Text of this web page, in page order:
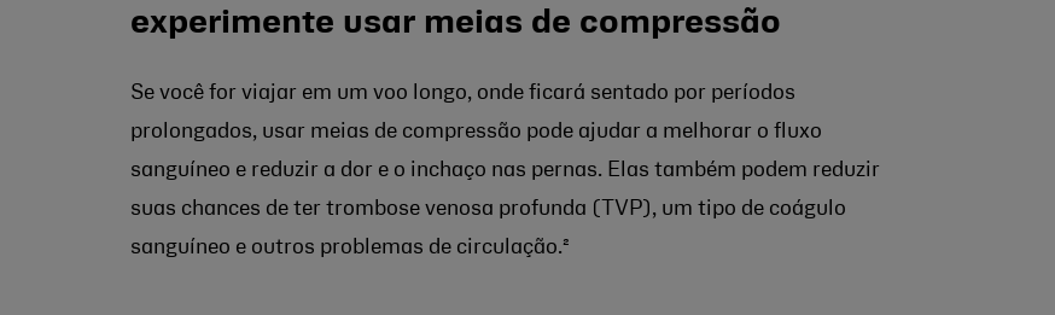
experimente usar meias de compressão
Se você for viajar em um voo longo, onde ficará sentado por períodos
prolongados, usar meias de compressão pode ajudar a melhorar o fluxo
sanguíneo e reduzir a dor e o inchaço nas pernas. Elas também podem reduzir
suas chances de ter trombose venosa profunda (TVP), um tipo de coágulo
sanguíneo e outros problemas de circulação.²